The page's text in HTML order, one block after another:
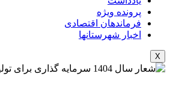
پرونده ویژه
فرماندهان اقتصادی
اخبار شهرستانها
X